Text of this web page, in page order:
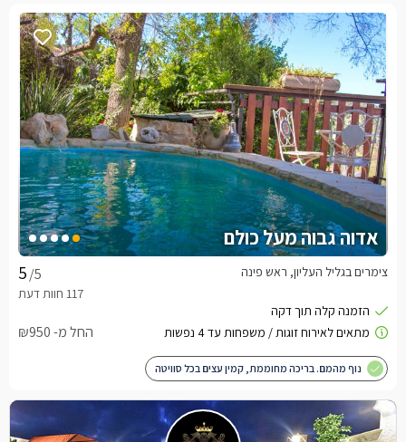
אדוה גבוה מעל כולם
/5 צימרים בגליל העליון, ראש פינה
החל מ- ₪950
נוף מהמם. בריכה מחוממת, קמין עצים בכל סוויטה